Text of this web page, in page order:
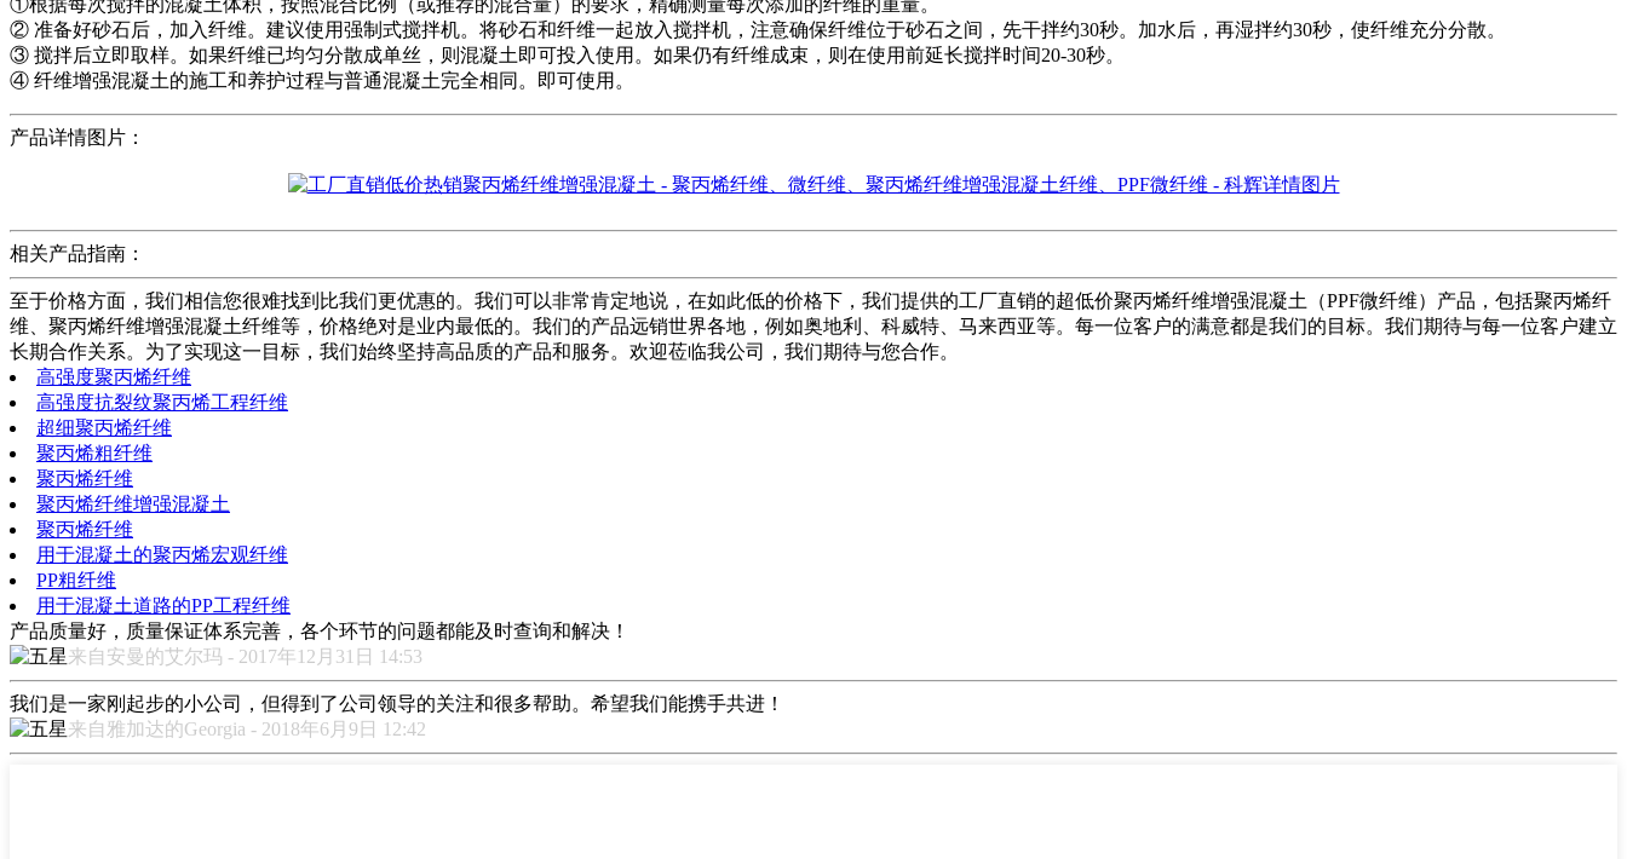
② 准备好砂石后，加入纤维。建议使用强制式搅拌机。将砂石和纤维一起放入搅拌机，注意确保纤维位于砂石之间，先干拌约30秒。加水后，再湿拌约30秒，使纤维充分分散。
③ 搅拌后立即取样。如果纤维已均匀分散成单丝，则混凝土即可投入使用。如果仍有纤维成束，则在使用前延长搅拌时间20-30秒。
④ 纤维增强混凝土的施工和养护过程与普通混凝土完全相同。即可使用。
产品详情图片：
相关产品指南：
至于价格方面，我们相信您很难找到比我们更优惠的。我们可以非常肯定地说，在如此低的价格下，我们提供的工厂直销的超低价聚丙烯纤维增强混凝土（PPF微纤维）产品，包括聚丙烯纤
维、聚丙烯纤维增强混凝土纤维等，价格绝对是业内最低的。我们的产品远销世界各地，例如奥地利、科威特、马来西亚等。每一位客户的满意都是我们的目标。我们期待与每一位客户建立
长期合作关系。为了实现这一目标，我们始终坚持高品质的产品和服务。欢迎莅临我公司，我们期待与您合作。
高强度聚丙烯纤维
高强度抗裂纹聚丙烯工程纤维
超细聚丙烯纤维
聚丙烯粗纤维
聚丙烯纤维
聚丙烯纤维增强混凝土
聚丙烯纤维
用于混凝土的聚丙烯宏观纤维
PP粗纤维
用于混凝土道路的PP工程纤维
产品质量好，质量保证体系完善，各个环节的问题都能及时查询和解决！
来自安曼的艾尔玛 - 2017年12月31日 14:53
我们是一家刚起步的小公司，但得到了公司领导的关注和很多帮助。希望我们能携手共进！
来自雅加达的Georgia - 2018年6月9日 12:42